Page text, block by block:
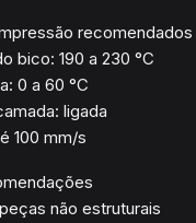
recomendados
bico: 190 a 230 °C
0 a 60 °C
ligada
100 mm/s
não estruturais